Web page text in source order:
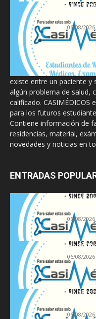
MIR
06/08/2026
La información
diseñado para
existe entre un paciente y
algún problema de salud,
calificado.
para los futuros
Contiene información de
residencias, material,
novedades y noticias en
ENTRADAS
Notas
curso
06/08/2026
06/08/2026
06/08/2026